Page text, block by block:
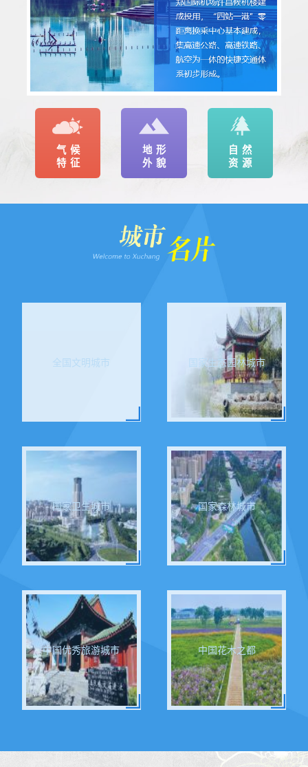
气候
特征
地形
外貌
自然
资源
全国文明城市 国家生态园林城市
国家卫生城市 国家森林城市
中国优秀旅游城市 中国花木之都